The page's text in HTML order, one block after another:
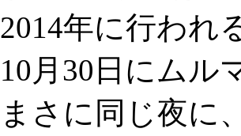
2014年に行われ
10月30日にムル
まさに同じ夜に